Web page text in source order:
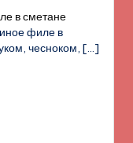
в сметане
филе в
чесноком,[…]